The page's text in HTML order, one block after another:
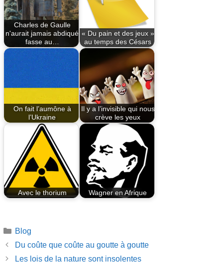
Charles de Gaulle
n'aurait jamais abdiqué
fasse au…
« Du pain et des jeux »
au temps des Césars
On fait l’aumône à
l’Ukraine
Il y a l’invisible qui nous
crève les yeux
Avec le thorium Wagner en Afrique
Catégories
Blog
Du coûte que coûte au goutte à goutte
Les lois de la nature sont insolentes